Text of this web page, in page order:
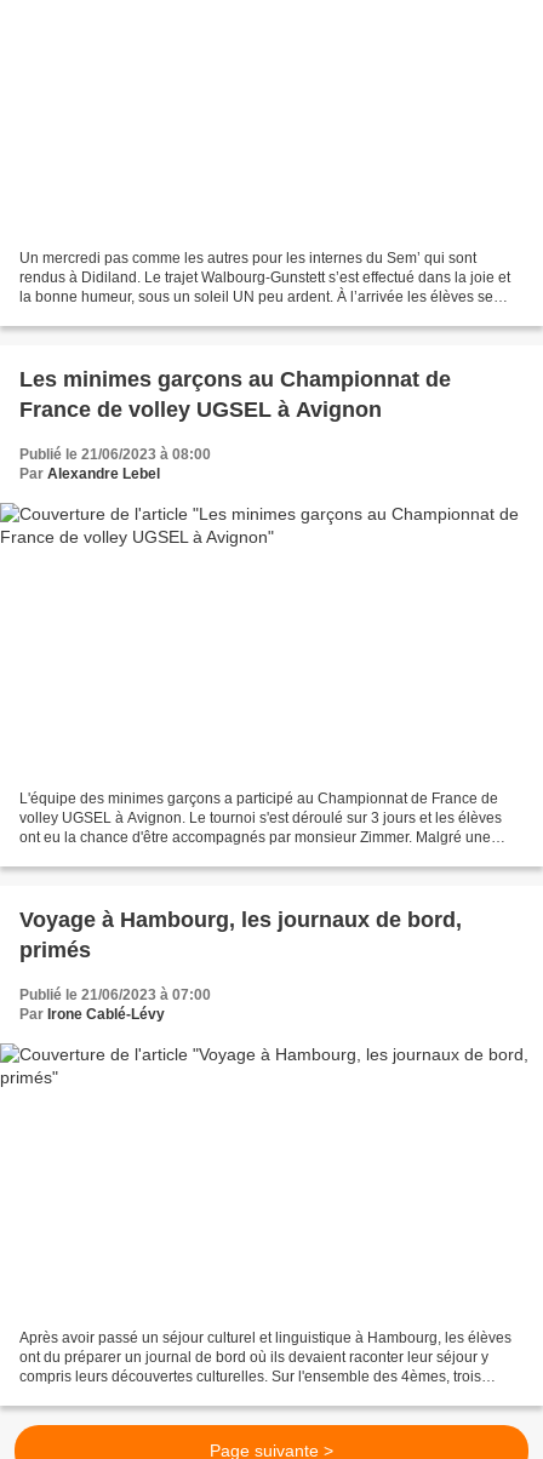
Un mercredi pas comme les autres pour les internes du Sem’ qui sont
rendus à Didiland. Le trajet Walbourg-Gunstett s’est effectué dans la joie et
la bonne humeur, sous un soleil UN peu ardent. À l’arrivée les élèves se
Les minimes garçons au Championnat de
France de volley UGSEL à Avignon
Publié le 21/06/2023 à 08:00
Par Alexandre Lebel
L'équipe des minimes garçons a participé au Championnat de France de
volley UGSEL à Avignon. Le tournoi s'est déroulé sur 3 jours et les élèves
ont eu la chance d'être accompagnés par monsieur Zimmer. Malgré une
Voyage à Hambourg, les journaux de bord,
primés
Publié le 21/06/2023 à 07:00
Par Irone Cablé-Lévy
Après avoir passé un séjour culturel et linguistique à Hambourg, les élèves
ont du préparer un journal de bord où ils devaient raconter leur séjour y
compris leurs découvertes culturelles. Sur l'ensemble des 4èmes, trois
Page suivante >